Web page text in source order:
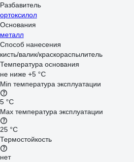
Разбавитель
ортоксилол
Основания
металл
Способ нанесения
кисть/валик/краскораспылитель
Температура основания
не ниже +5 °С
Min температура эксплуатации
5 °С
Max температура эксплуатации
25 °С
Термостойкость
нет